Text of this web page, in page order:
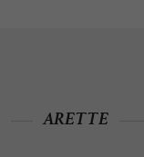
ARETTE